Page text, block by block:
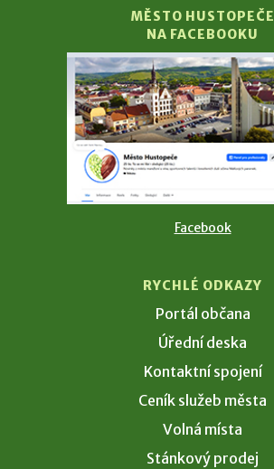
MĚSTO HUSTOPEČE
NA FACEBOOKU
Facebook
RYCHLÉ ODKAZY
Portál občana
Úřední deska
Kontaktní spojení
Ceník služeb města
Volná místa
Stánkový prodej